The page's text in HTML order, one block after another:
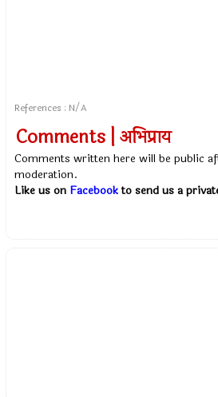
References : N/A
Comments | अभिप्राय
Comments written here will be public
moderation.
Like us on Facebookto send us a